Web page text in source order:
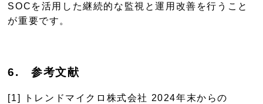
SOCを活用した継続的な監視と運用改善を行うこと
が重要です。
6.参考文献
[1] トレンドマイクロ株式会社 2024年末からの